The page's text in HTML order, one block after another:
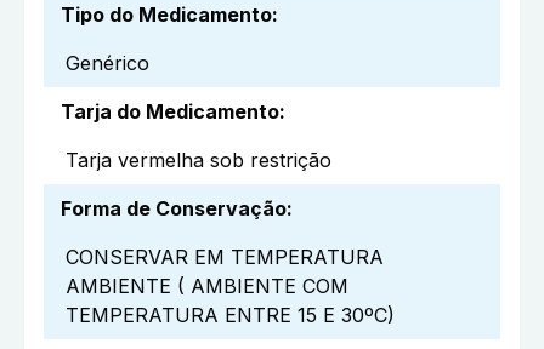
Tipo do Medicamento:
Genérico
Tarja do Medicamento:
Tarja vermelha sob restrição
Forma de Conservação:
CONSERVAR EM TEMPERATURA
AMBIENTE ( AMBIENTE COM
TEMPERATURA ENTRE 15 E 30ºC)